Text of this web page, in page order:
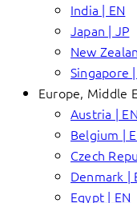
India | EN
Japan | JP
New
Singapore
Europe, Middle
Austria | EN
Belgium |
Czech
Denmark |
Egypt | EN